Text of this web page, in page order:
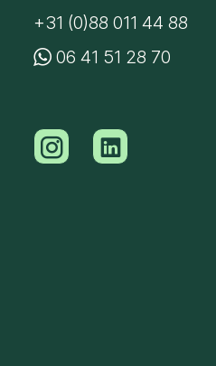
+31 (0)88 011 44 88
06 41 51 28 70